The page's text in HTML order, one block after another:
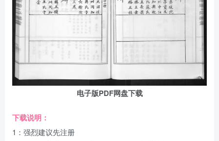
电子版PDF网盘下载
下载说明：
1：强烈建议先注册